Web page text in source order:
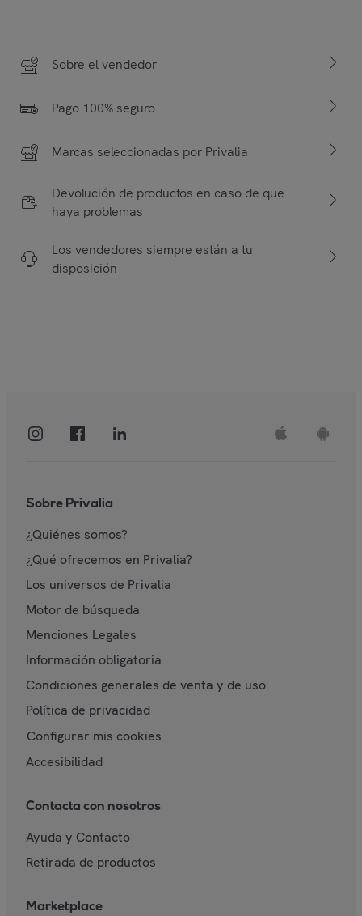
Sobre el vendedor
Pago 100% seguro
Marcas seleccionadas por Privalia
Devolución de productos en caso de que
haya problemas
Los vendedores siempre están a tu
disposición
Sobre Privalia
¿Quiénes somos?
¿Qué ofrecemos en Privalia?
Los universos de Privalia
Motor de búsqueda
Menciones Legales
Información obligatoria
Condiciones generales de venta y de uso
Política de privacidad
Configurar mis cookies
Accesibilidad
Contacta con nosotros
Ayuda y Contacto
Retirada de productos
Marketplace